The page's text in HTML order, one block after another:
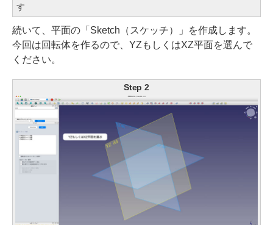
す
続いて、平面の「Sketch（スケッチ）」を作成します。
今回は回転体を作るので、YZもしくはXZ平面を選んで
ください。
Step 2